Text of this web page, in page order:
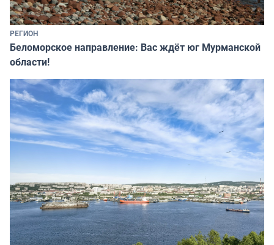
РЕГИОН
Беломорское направление: Вас ждёт юг Мурманской
области!